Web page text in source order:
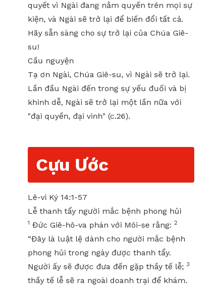
quyết vì Ngài đang nắm quyền trên mọi sự
kiện, và Ngài sẽ trở lại để biến đổi tất cả.
Hãy sẵn sàng cho sự trở lại của Chúa Giê-
su!
Cầu nguyện
Tạ ơn Ngài, Chúa Giê-su, vì Ngài sẽ trở lại.
Lần đầu Ngài đến trong sự yếu đuối và bị
khinh dễ, Ngài sẽ trở lại một lần nữa với
"đại quyền, đại vinh" (c.26).
Cựu Ước
Lê-vi Ký 14:1-57
Lễ thanh tẩy người mắc bệnh phong hủi
1 Đức Giê-hô-va phán với Môi-se rằng: 2
“Đây là luật lệ dành cho người mắc bệnh
phong hủi trong ngày được thanh tẩy.
Người ấy sẽ được đưa đến gặp thầy tế lễ; 3
thầy tế lễ sẽ ra ngoài doanh trại để khám.